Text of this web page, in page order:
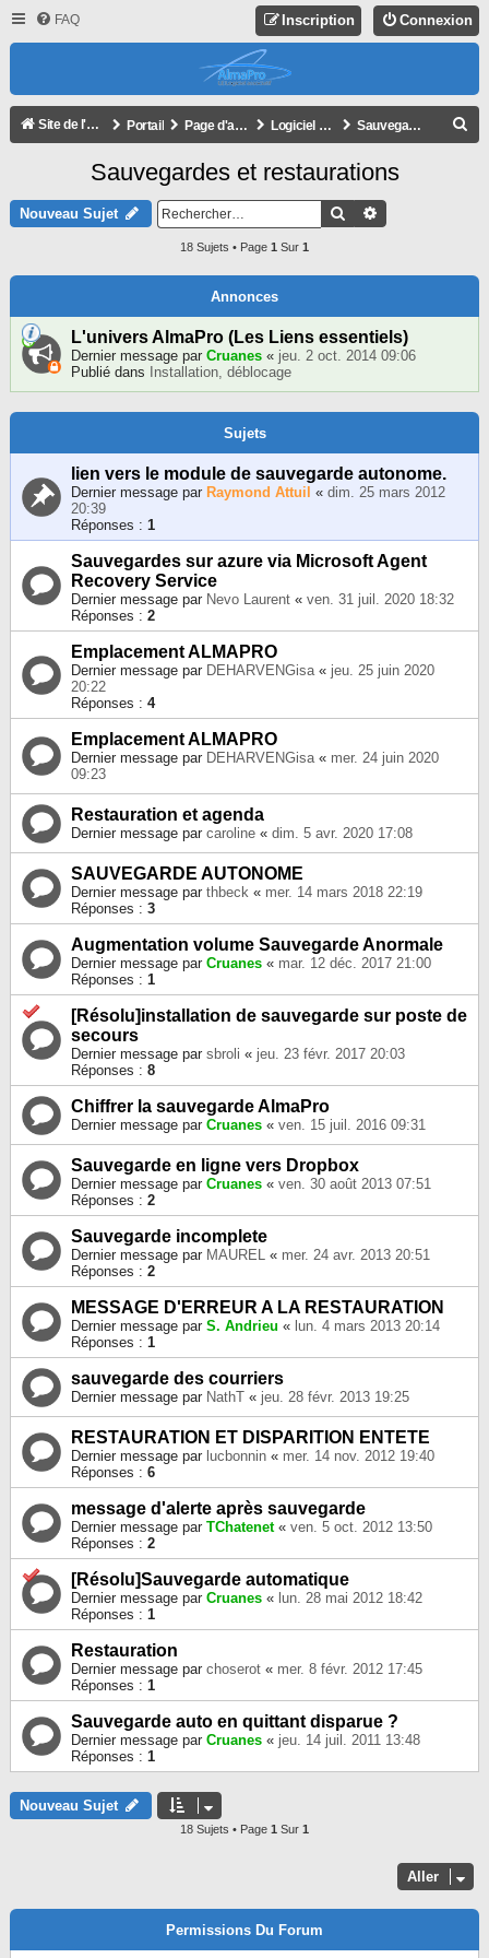
FAQ Connexion
Inscription
Site de l'association Portail Page d'accueil du forum Logiciel AlmaPro Sauvegardes et restaurations
Sauvegardes et restaurations
Nouveau Sujet Rechercher
18 Sujets • Page 1 Sur 1
Annonces
L'univers AlmaPro (Les Liens essentiels)
Dernier message par Cruanes « jeu. 2 oct. 2014 09:06
Publié dans
Installation, déblocage
Sujets
lien vers le module de sauvegarde autonome.
Dernier message par Raymond Attuil « dim. 25 mars 2012
20:39
Réponses : 1
Sauvegardes sur azure via Microsoft Agent
Recovery Service
Dernier message par Nevo Laurent « ven. 31 juil. 2020 18:32
Réponses : 2
Emplacement ALMAPRO
Dernier message par DEHARVENGisa« jeu. 25 juin 2020
20:22
Réponses : 4
Emplacement ALMAPRO
Dernier message par DEHARVENGisa« mer. 24 juin 2020
09:23
Restauration et agenda
Dernier message par caroline « dim. 5 avr. 2020 17:08
SAUVEGARDE AUTONOME
Dernier message par thbeck « mer. 14 mars 2018 22:19
Réponses : 3
Augmentation volume Sauvegarde Anormale
Dernier message par Cruanes « mar. 12 déc. 2017 21:00
Réponses : 1
[Résolu]installation de sauvegarde sur poste de
secours
Dernier message par sbroli « jeu. 23 févr. 2017 20:03
Réponses : 8
Chiffrer la sauvegarde AlmaPro
Dernier message par Cruanes « ven. 15 juil. 2016 09:31
Sauvegarde en ligne vers Dropbox
Dernier message par Cruanes « ven. 30 août 2013 07:51
Réponses : 2
Sauvegarde incomplete
Dernier message par MAUREL « mer. 24 avr. 2013 20:51
Réponses : 2
MESSAGE D'ERREUR A LA RESTAURATION
Dernier message par S. Andrieu « lun. 4 mars 2013 20:14
Réponses : 1
sauvegarde des courriers
Dernier message par NathT « jeu. 28 févr. 2013 19:25
RESTAURATION ET DISPARITION ENTETE
Dernier message par lucbonnin « mer. 14 nov. 2012 19:40
Réponses : 6
message d'alerte après sauvegarde
Dernier message par TChatenet« ven. 5 oct. 2012 13:50
Réponses : 2
[Résolu]Sauvegarde automatique
Dernier message par Cruanes « lun. 28 mai 2012 18:42
Réponses : 1
Restauration
Dernier message par choserot « mer. 8 févr. 2012 17:45
Réponses : 1
Sauvegarde auto en quittant disparue ?
Dernier message par Cruanes « jeu. 14 juil. 2011 13:48
Réponses : 1
Nouveau Sujet
18 Sujets • Page 1 Sur 1
Aller
Permissions Du Forum